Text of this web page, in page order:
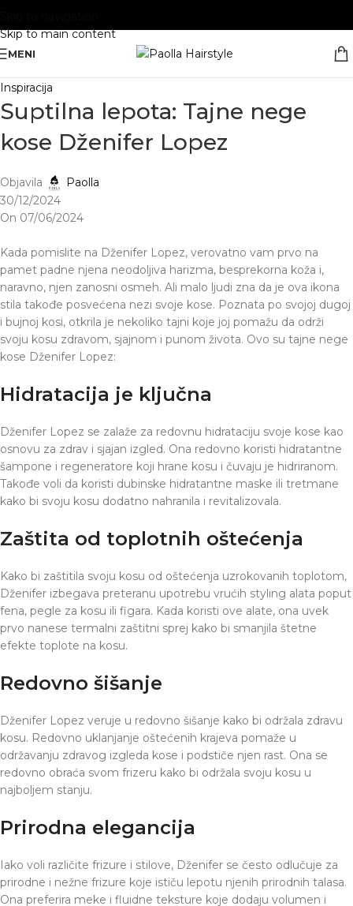
Skip to main content
MENI
Inspiracija
Suptilna lepota: Tajne nege
kose Dženifer Lopez
Objavila
Paolla
30/12/2024
On 07/06/2024
Kada pomislite na Dženifer Lopez, verovatno vam prvo na
pamet padne njena neodoljiva harizma, besprekorna koža i,
naravno, njen zanosni osmeh. Ali malo ljudi zna da je ova ikona
stila takođe posvećena nezi svoje kose. Poznata po svojoj dugoj
i bujnoj kosi, otkrila je nekoliko tajni koje joj pomažu da održi
svoju kosu zdravom, sjajnom i punom života. Ovo su tajne nege
kose Dženifer Lopez:
Hidratacija je ključna
Dženifer Lopez se zalaže za redovnu hidrataciju svoje kose kao
osnovu za zdrav i sjajan izgled. Ona redovno koristi hidratantne
šampone i regeneratore koji hrane kosu i čuvaju je hidriranom.
Takođe voli da koristi dubinske hidratantne maske ili tretmane
kako bi svoju kosu dodatno nahranila i revitalizovala.
Zaštita od toplotnih oštećenja
Kako bi zaštitila svoju kosu od oštećenja uzrokovanih toplotom,
Dženifer izbegava preteranu upotrebu vrućih styling alata poput
fena, pegle za kosu ili figara. Kada koristi ove alate, ona uvek
prvo nanese termalni zaštitni sprej kako bi smanjila štetne
efekte toplote na kosu.
Redovno šišanje
Dženifer Lopez veruje u redovno šišanje kako bi održala zdravu
kosu. Redovno uklanjanje oštećenih krajeva pomaže u
održavanju zdravog izgleda kose i podstiče njen rast. Ona se
redovno obraća svom frizeru kako bi održala svoju kosu u
najboljem stanju.
Prirodna elegancija
Iako voli različite frizure i stilove, Dženifer se često odlučuje za
prirodne i nežne frizure koje ističu lepotu njenih prirodnih talasa.
Ona preferira meke i fluidne teksture koje dodaju volumen i